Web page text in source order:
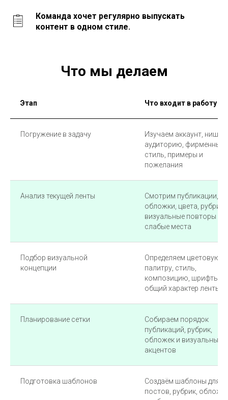
Команда хочет регулярно выпускать
контент в одном стиле.
Что мы делаем
Этап Что входит в работу
Погружение в задачу
Изучаем аккаунт, нишу,
аудиторию, фирменный
стиль, примеры и
пожелания
Анализ текущей ленты
Смотрим публикации,
обложки, цвета,
визуальные повторы и
слабые места
Подбор визуальной
концепции
Определяем цветовую
палитру, стиль,
композицию, шрифты и
общий характер ленты
Планирование сетки
Собираем порядок
публикаций, рубрик,
обложек и визуальных
акцентов
Подготовка шаблонов
Создаём шаблоны для
постов, рубрик,